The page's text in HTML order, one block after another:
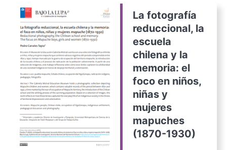
La fotografía
reduccional, la
escuela
chilena y la
memoria: el
foco en niños,
niñas y
mujeres
mapuches
(1870-1930)